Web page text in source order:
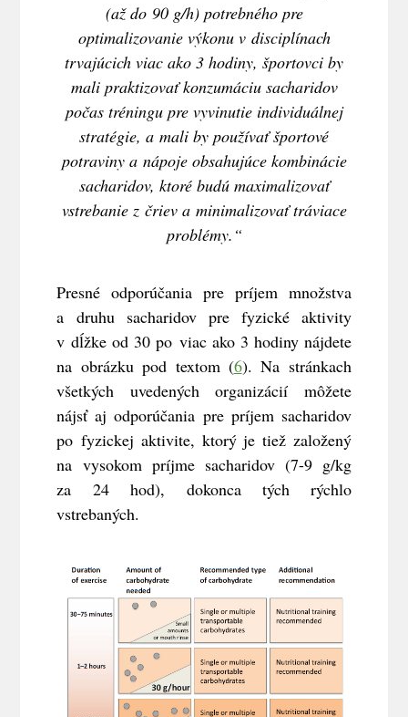
(až do 90 g/h) potrebného pre
optimalizovanie výkonu v disciplínach
trvajúcich viac ako 3 hodiny, športovci by
mali praktizovať konzumáciu sacharidov
počas tréningu pre vyvinutie individuálnej
stratégie, a mali by používať športové
potraviny a nápoje obsahujúce kombinácie
sacharidov, ktoré budú maximalizovať
vstrebanie z čriev a minimalizovať tráviace
problémy.“
Presné odporúčania pre príjem množstva
a druhu sacharidov pre fyzické aktivity
v dĺžke od 30 po viac ako 3 hodiny nájdete
na obrázku pod textom (6). Na stránkach
všetkých uvedených organizácií môžete
nájsť aj odporúčania pre príjem sacharidov
po fyzickej aktivite, ktorý je tiež založený
na vysokom príjme sacharidov (7-9 g/kg
za 24 hod), dokonca tých rýchlo
vstrebaných.